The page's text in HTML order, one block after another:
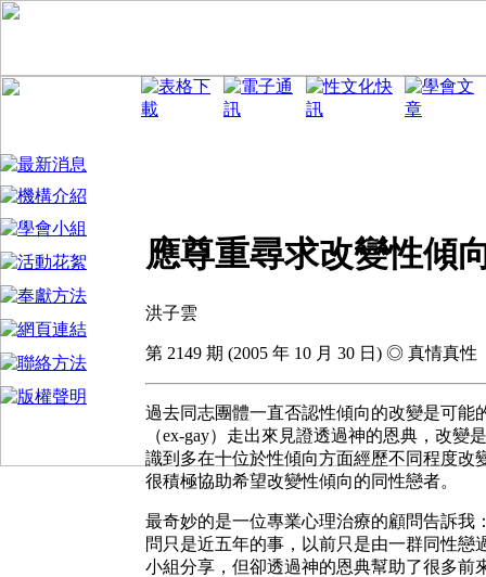
應尊重尋求改變性傾
洪子雲
第 2149 期 (2005 年 10 月 30 日) ◎ 真情真性
過去同志團體一直否認性傾向的改變是可能
（ex-gay）走出來見證透過神的恩典，改
識到多在十位於性傾向方面經歷不同程度改
很積極協助希望改變性傾向的同性戀者。
最奇妙的是一位專業心理治療的顧問告訴我
問只是近五年的事，以前只是由一群同性
小組分享，但卻透過神的恩典幫助了很多前